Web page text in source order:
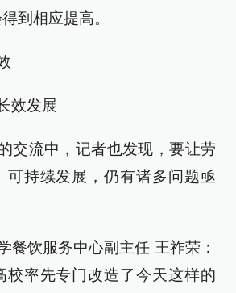
到相应提高。
效发展
交流中，记者也发现，要让劳
可持续发展，仍有诸多问题亟
餐饮服务中心副主任 王祚荣：
校率先专门改造了今天这样的